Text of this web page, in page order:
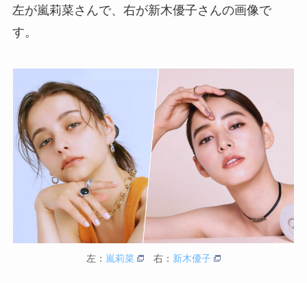
左が嵐莉菜さんで、右が新木優子さんの画像で
す。
左： 嵐莉菜 右： 新木優子